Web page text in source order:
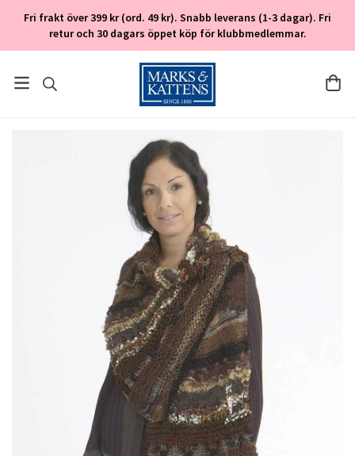
Fri frakt över 399 kr (ord. 49 kr). Snabb leverans (1-3 dagar). Fri
retur och 30 dagars öppet köp för klubbmedlemmar.